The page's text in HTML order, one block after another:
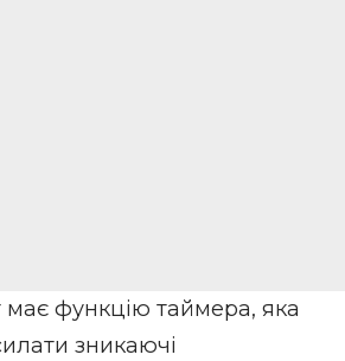
має функцію таймера, яка
зникаючі